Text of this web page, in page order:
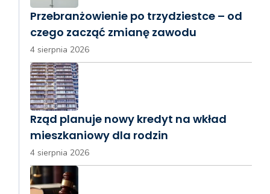
Przebranżowienie po trzydziestce – od
czego zacząć zmianę zawodu
4 sierpnia 2026
Rząd planuje nowy kredyt na wkład
mieszkaniowy dla rodzin
4 sierpnia 2026